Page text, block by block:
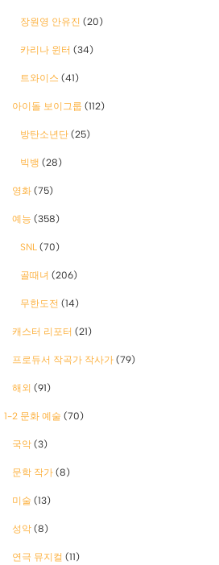
장원영 안유진 (20)
카리나 윈터 (34)
트와이스 (41)
아이돌 보이그룹 (112)
방탄소년단 (25)
빅뱅 (28)
영화 (75)
예능 (358)
SNL (70)
골때녀 (206)
무한도전 (14)
캐스터 리포터 (21)
프로듀서 작곡가 작사가 (79)
해외 (91)
1-2 문화 예술 (70)
국악 (3)
문학 작가 (8)
미술 (13)
성악 (8)
연극 뮤지컬 (11)